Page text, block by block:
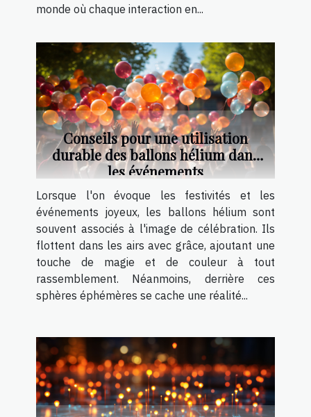
monde où chaque interaction en...
Conseils pour une utilisation
durable des ballons hélium dans
les événements
Lorsque l'on évoque les festivités et les
événements joyeux, les ballons hélium sont
souvent associés à l'image de célébration. Ils
flottent dans les airs avec grâce, ajoutant une
touche de magie et de couleur à tout
rassemblement. Néanmoins, derrière ces
sphères éphémères se cache une réalité...